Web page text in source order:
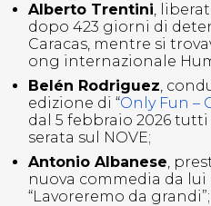
Alberto Trentini,
dopo 423 giorni di
Caracas, mentre si
ong internazionale
Belén Rodriguez,
edizione di “Only Fun –
dal 5 febbraio 2026
serata sul NOVE;
Antonio Albanese,
nuova commedia da
“Lavoreremo da grandi”;